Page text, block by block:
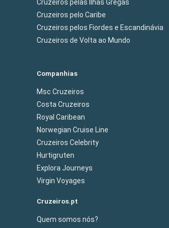
Cruzeiros pelas Ilhas Gregas
Cruzeiros pelo Caribe
Cruzeiros pelos Fiordes e Escandinávia
Cruzeiros de Volta ao Mundo
Companhias
Msc Cruzeiros
Costa Cruzeiros
Royal Caribean
Norwegian Cruise Line
Cruzeiros Celebrity
Hurtigruten
Explora Journeys
Virgin Voyages
Cruzeiros.pt
Quem somos nós?